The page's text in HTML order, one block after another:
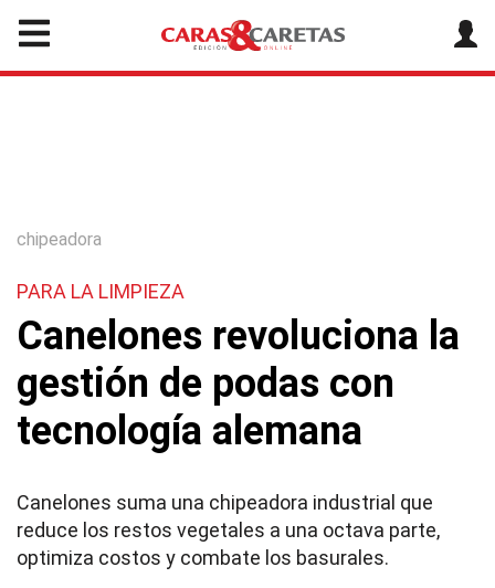
chipeadora
PARA LA LIMPIEZA
Canelones revoluciona la
gestión de podas con
tecnología alemana
Canelones suma una chipeadora industrial que
reduce los restos vegetales a una octava parte,
optimiza costos y combate los basurales.